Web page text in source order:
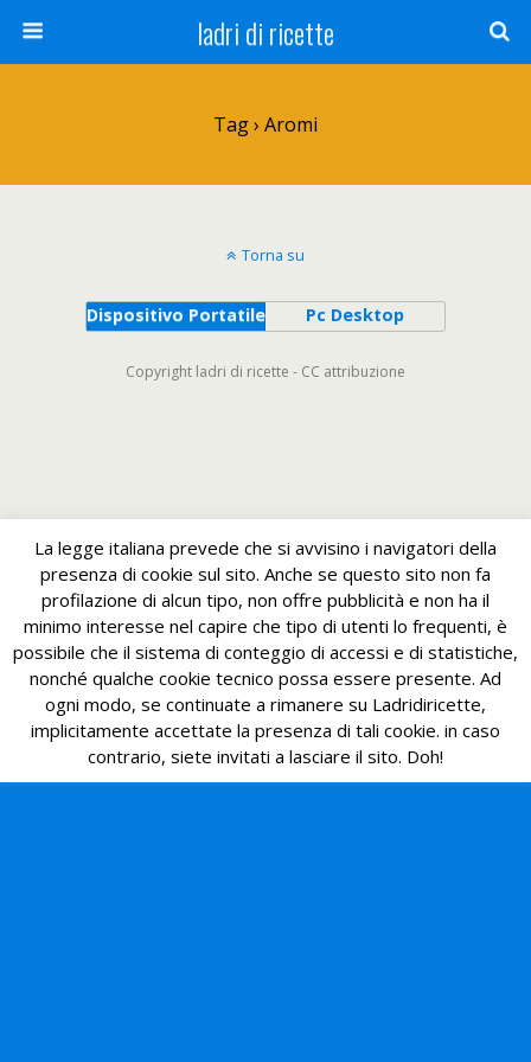
ladri di ricette
Tag › Aromi
Torna su
Dispositivo Portatile Pc Desktop
Copyright ladri di ricette - CC attribuzione
La legge italiana prevede che si avvisino i navigatori della
presenza di cookie sul sito. Anche se questo sito non fa
profilazione di alcun tipo, non offre pubblicità e non ha il
minimo interesse nel capire che tipo di utenti lo frequenti, è
possibile che il sistema di conteggio di accessi e di statistiche,
nonché qualche cookie tecnico possa essere presente. Ad
ogni modo, se continuate a rimanere su Ladridiricette,
implicitamente accettate la presenza di tali cookie. in caso
contrario, siete invitati a lasciare il sito. Doh!